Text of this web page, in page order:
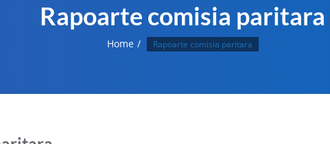
Rapoarte comisia paritara
Home Rapoarte comisia paritara